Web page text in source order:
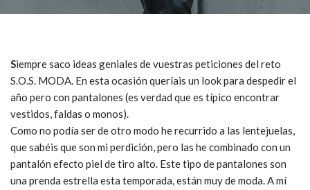
Siempre saco ideas geniales de vuestras peticiones del reto
S.O.S. MODA. En esta ocasión queríais un look para despedir el
año pero con pantalones (es verdad que es típico encontrar
vestidos, faldas o monos).
Como no podía ser de otro modo he recurrido a las lentejuelas,
que sabéis que son mi perdición, pero las he combinado con un
pantalón efecto piel de tiro alto. Este tipo de pantalones son
una prenda estrella esta temporada, están muy de moda. A mí